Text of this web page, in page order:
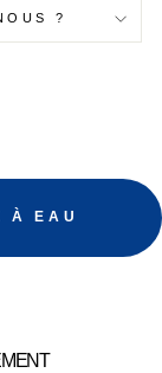
?
À EAU